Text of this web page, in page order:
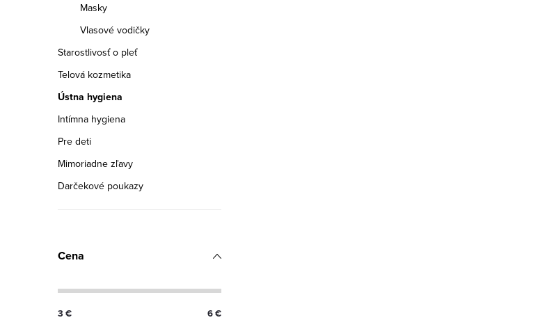
Masky
Vlasové vodičky
Starostlivosť o pleť
Telová kozmetika
Ústna hygiena
Intímna hygiena
Pre deti
Mimoriadne zľavy
Darčekové poukazy
Cena
3 € 6€